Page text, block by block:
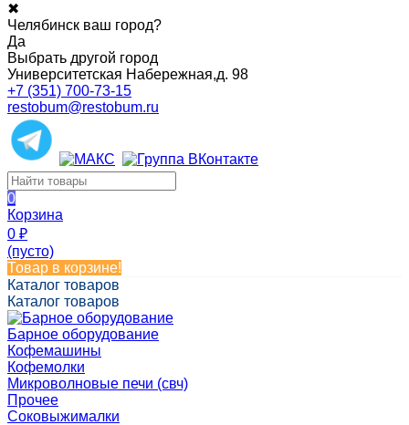
✖
Челябинск ваш город?
Да
Выбрать другой город
Университетская Набережная,д. 98
+7 (351) 700-73-15
restobum@restobum.ru
0
Корзина
0 ₽
(пусто)
Товар в корзине!
Каталог товаров
Каталог товаров
Барное оборудование
Кофемашины
Кофемолки
Микроволновые печи (свч)
Прочее
Соковыжималки